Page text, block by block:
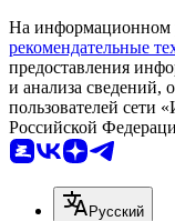
На информационном
рекомендательные
предоставления
и анализа сведений,
пользователей сети
Российской
Русский